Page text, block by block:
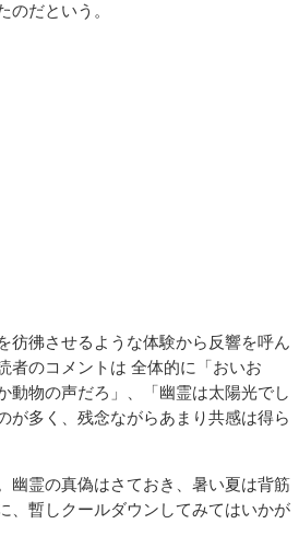
のだという。
彷彿させるような体験から反響を呼ん
者のコメントは 全体的に「おいお
動物の声だろ」、「幽霊は太陽光でし
が多く、残念ながらあまり共感は得ら
幽霊の真偽はさておき、暑い夏は背筋
、暫しクールダウンしてみてはいかが